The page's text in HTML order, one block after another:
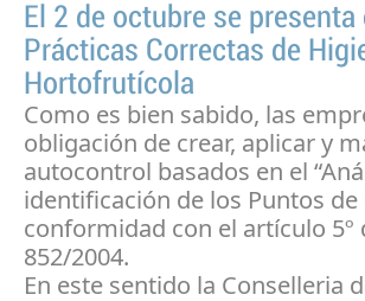
El 2 de octubre se
Prácticas Correctas de
Hortofrutícola
Como es bien sabido, las
obligación de crear, aplicar y
autocontrol basados en el
identificación de los Puntos
conformidad con el artículo 5º
852/2004.
En este sentido la Conselleria